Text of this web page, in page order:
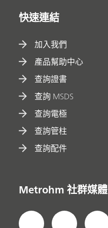
快速連結
加入我們
產品幫助中心
查詢證書
查詢 MSDS
查詢電極
查詢管柱
查詢配件
Metrohm 社群媒體